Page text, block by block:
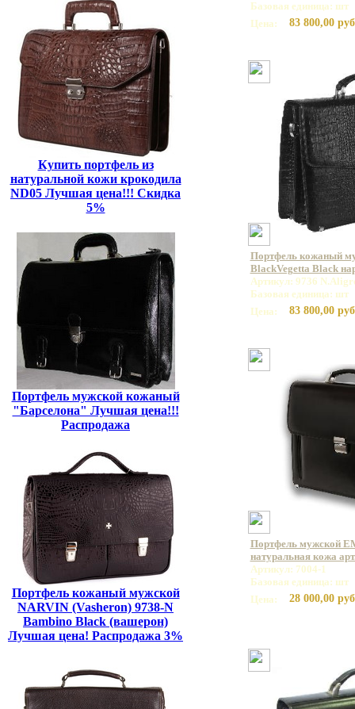
Купить портфель из
натуральной кожи крокодила
ND05 Лучшая цена!!! Скидка
5%
Портфель мужской кожаный
"Барселона" Лучшая цена!!!
Распродажа
Портфель кожаный мужской
NARVIN (Vasheron) 9738-N
Bambino Black (вашерон)
Лучшая цена! Распродажа 3%
Базовая единица: шт
Цена:
83 800,00
Портфель кожаный
BlackVegetta Black
Артикул: 9736
Базовая единица: шт
Цена:
83 800,00
Портфель мужской
натуральная кожа
Артикул: 7004-1
Базовая единица: шт
Цена:
28 000,00